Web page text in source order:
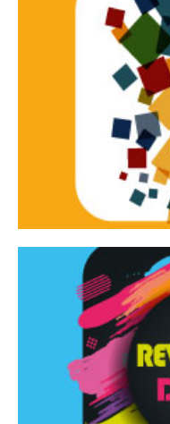
Tracce
Rassegna di